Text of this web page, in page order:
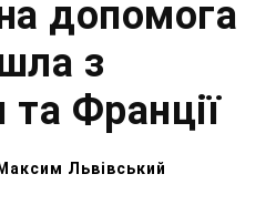
допомога
з
Франції
Максим Львівський